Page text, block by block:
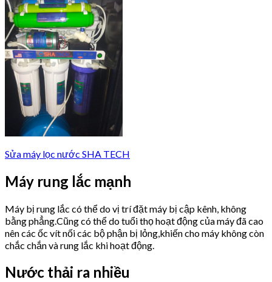
Sửa máy lọc nước SHA TECH
Máy rung lắc mạnh
Máy bị rung lắc có thể do vị trí đặt máy bị cập kênh, không
bằng phẳng.Cũng có thể do tuổi thọ hoạt động của máy đã cao
nên các ốc vít nối các bộ phận bị lỏng,khiến cho máy không còn
chắc chắn và rung lắc khi hoạt động.
Nước thải ra nhiều